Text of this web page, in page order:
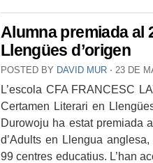
Alumna premiada al
Llengües d’origen
POSTED BY DAVID MUR ⋅ 23 DE
L’escola CFA FRANCESC
Certamen Literari en
Durowoju ha estat premiada
d’Adults en Llengua anglesa,
99 centres educatius. L’han